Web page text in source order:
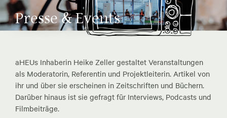
Presse & Events
aHEUs Inhaberin Heike Zeller gestaltet Veranstaltungen
als Moderatorin, Referentin und Projektleiterin. Artikel von
ihr und über sie erscheinen in Zeitschriften und Büchern.
Darüber hinaus ist sie gefragt für Interviews, Podcasts und
Filmbeiträge.